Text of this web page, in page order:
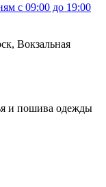
c 09:00 до 19:00
Вокзальная
и пошива одежды